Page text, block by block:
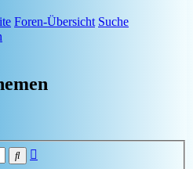
Foren-Übersicht Suche
Suche